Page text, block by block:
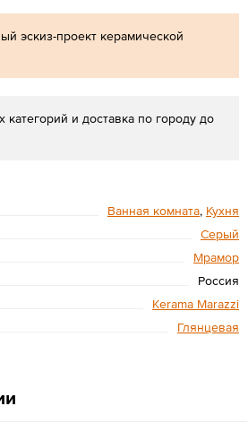
эскиз-проект керамической
категорий и доставка по городу до
Ванная комната, Кухня
Серый
Мрамор
Россия
Kerama Marazzi
Глянцевая